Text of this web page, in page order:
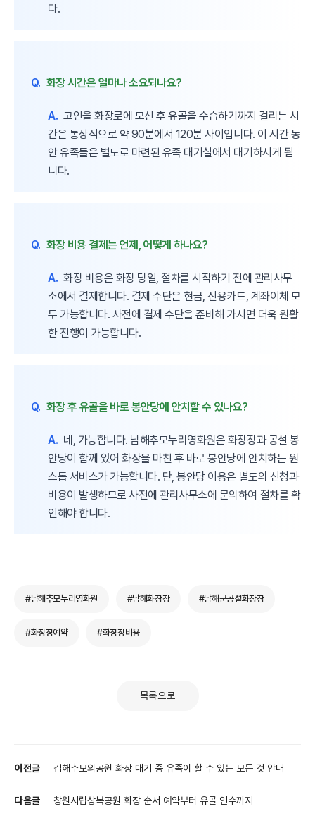
다.
Q. 화장 시간은 얼마나 소요되나요?
A. 고인을 화장로에 모신 후 유골을 수습하기까지 걸리는 시
간은 통상적으로 약 90분에서 120분 사이입니다. 이 시간 동
안 유족들은 별도로 마련된 유족 대기실에서 대기하시게 됩
니다.
Q. 화장 비용 결제는 언제, 어떻게 하나요?
A. 화장 비용은 화장 당일, 절차를 시작하기 전에 관리사무
소에서 결제합니다. 결제 수단은 현금, 신용카드, 계좌이체 모
두 가능합니다. 사전에 결제 수단을 준비해 가시면 더욱 원활
한 진행이 가능합니다.
Q. 화장 후 유골을 바로 봉안당에 안치할 수 있나요?
A. 네, 가능합니다. 남해추모누리영화원은 화장장과 공설 봉
안당이 함께 있어 화장을 마친 후 바로 봉안당에 안치하는 원
스톱 서비스가 가능합니다. 단, 봉안당 이용은 별도의 신청과
비용이 발생하므로 사전에 관리사무소에 문의하여 절차를 확
인해야 합니다.
#남해추모누리영화원 #남해화장장 #남해군공설화장장
#화장장예약 #화장장비용
목록으로
이전글 김해추모의공원 화장 대기 중 유족이 할 수 있는 모든 것 안내
다음글 창원시립상복공원 화장 순서 예약부터 유골 인수까지